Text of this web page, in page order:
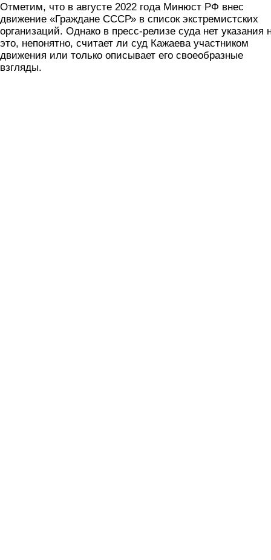
Отметим, что в августе 2022 года Минюст РФ внес
движение «Граждане СССР» в список экстремистских
организаций. Однако в пресс-релизе суда нет указания
это, непонятно, считает ли суд Кажаева участником
движения или только описывает его своеобразные
взгляды.